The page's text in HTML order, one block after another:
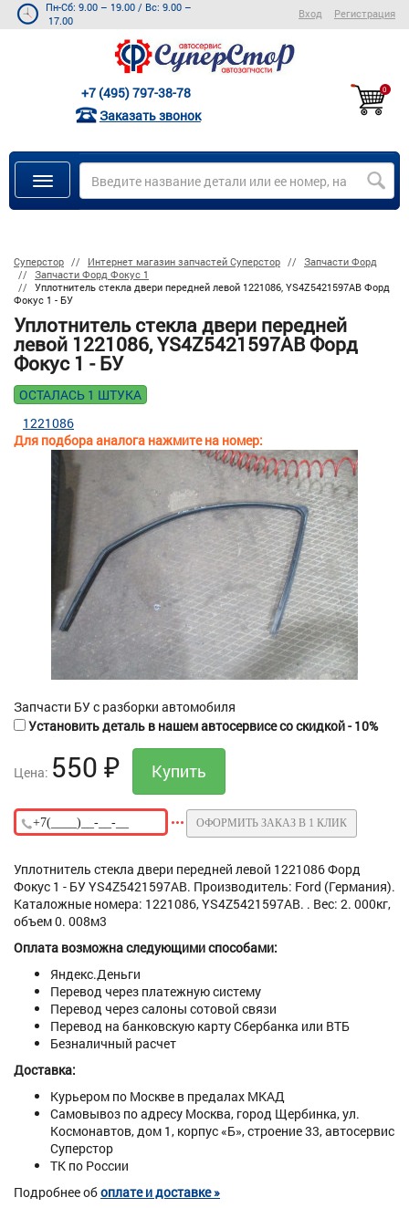
Пн-Сб: 9.00 – 19.00 / Вс: 9.00 –
17.00
Вход Регистрация
+7 (495) 797-38-78
Заказать звонок
0
Суперстор Интернет магазин запчастей Суперстор
Запчасти Форд
Запчасти Форд Фокус 1
Уплотнитель стекла двери передней левой 1221086, YS4Z5421597AB Форд
Фокус 1 - БУ
Уплотнитель стекла двери передней
левой 1221086, YS4Z5421597AB Форд
Фокус 1 - БУ
ОСТАЛАСЬ 1 ШТУКА
Для подбора аналога нажмите на номер:
1221086
Запчасти БУ с разборки автомобиля
Установить деталь в нашем автосервисе со скидкой - 10%
Цена: 550 ₽
ОФОРМИТЬ ЗАКАЗ В 1 КЛИК
Уплотнитель стекла двери передней левой 1221086 Форд
Фокус 1 - БУ YS4Z5421597AB. Производитель: Ford (Германия).
Каталожные номера: 1221086, YS4Z5421597AB. . Вес: 2. 000кг,
объем 0. 008м3
Оплата возможна следующими способами:
Яндекс.Деньги
Перевод через платежную систему
Перевод через салоны сотовой связи
Перевод на банковскую карту Сбербанка или ВТБ
Безналичный расчет
Доставка:
Курьером по Москве в предалах МКАД
Самовывоз по адресу Москва, город Щербинка, ул.
Космонавтов, дом 1, корпус «Б», строение 33, автосервис
Суперстор
ТК по России
Подробнее обоплате и доставке »